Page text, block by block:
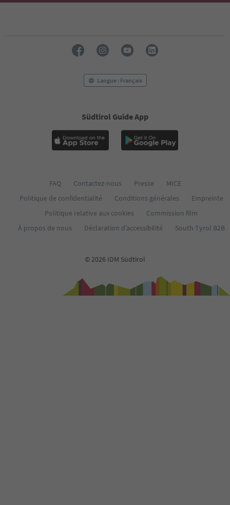
Langue : Français
Südtirol Guide App
FAQ Contactez-nous Presse
MICE
Politique de confidentialité
Conditions générales
Empreinte
Politique relative aux cookies
Commission film
À propos de nous
Déclaration d’accessibilité South Tyrol B2B
© 2026 IDM Südtirol